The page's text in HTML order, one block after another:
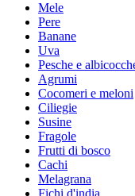
Mele
Pere
Banane
Uva
Pesche e
Agrumi
Cocomeri e meloni
Ciliegie
Susine
Fragole
Frutti di bosco
Cachi
Melagrana
Fichi d'india